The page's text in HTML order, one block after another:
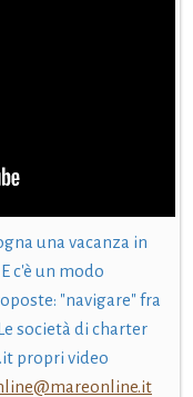
una vacanza in
c'è un modo
"navigare" fra
società di charter
propri video